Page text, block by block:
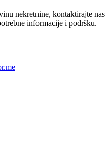
nekretnine, kontaktirajte nas
informacije i podršku.